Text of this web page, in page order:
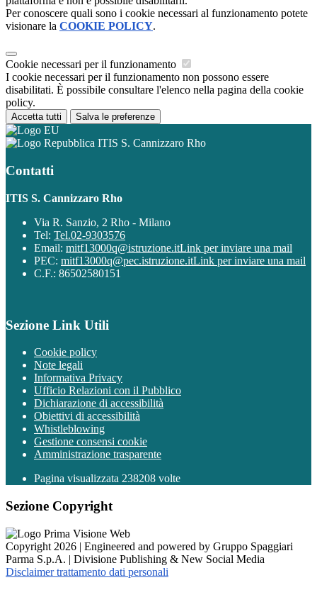
Per conoscere quali sono i cookie necessari al funzionamento potete
visionare la COOKIE POLICY.
Cookie necessari per il funzionamento
I cookie necessari per il funzionamento non possono essere
disabilitati. È possibile consultare l'elenco nella pagina della cookie
policy.
Accetta tutti Salva le preferenze
ITIS S. Cannizzaro Rho
Contatti
ITIS S. Cannizzaro Rho
Via R. Sanzio, 2 Rho - Milano
Tel: Tel.02-9303576
Email: mitf13000q@istruzione.itLink per inviare una mail
PEC: mitf13000q@pec.istruzione.itLink per inviare una mail
C.F.: 86502580151
Sezione Link Utili
Cookie policy
Note legali
Informativa Privacy
Ufficio Relazioni con il Pubblico
Dichiarazione di accessibilità
Obiettivi di accessibilità
Whistleblowing
Gestione consensi cookie
Amministrazione trasparente
Pagina visualizzata 238208 volte
Sezione Copyright
Copyright 2026 | Engineered and powered by Gruppo Spaggiari
Parma S.p.A. | Divisione Publishing & New Social Media
Disclaimer trattamento dati personali